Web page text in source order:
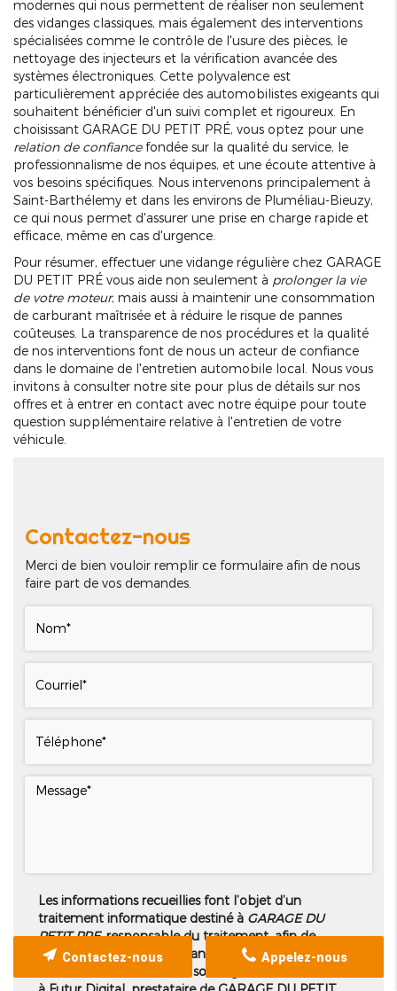
modernes qui nous permettent de réaliser non seulement
des vidanges classiques, mais également des interventions
spécialisées comme le contrôle de l'usure des pièces, le
nettoyage des injecteurs et la vérification avancée des
systèmes électroniques. Cette polyvalence est
particulièrement appréciée des automobilistes exigeants qui
souhaitent bénéficier d'un suivi complet et rigoureux. En
choisissant GARAGE DU PETIT PRÉ, vous optez pour une
relation de confiancefondée sur la qualité du service, le
professionnalisme de nos équipes, et une écoute attentive à
vos besoins spécifiques. Nous intervenons principalement à
Saint-Barthélemy et dans les environs de Pluméliau-Bieuzy,
ce qui nous permet d'assurer une prise en charge rapide et
efficace, même en cas d'urgence.
Pour résumer, effectuer une vidange régulière chez GARAGE
DU PETIT PRÉ vous aide non seulement à prolonger la vie
de votre moteur, mais aussi à maintenir une consommation
de carburant maîtrisée et à réduire le risque de pannes
coûteuses. La transparence de nos procédures et la qualité
de nos interventions font de nous un acteur de confiance
dans le domaine de l'entretien automobile local. Nous vous
invitons à consulter notre site pour plus de détails sur nos
offres et à entrer en contact avec notre équipe pour toute
question supplémentaire relative à l'entretien de votre
véhicule.
Contactez-nous
Merci de bien vouloir remplir ce formulaire afin de nous
faire part de vos demandes.
Les informations recueillies font l’objet d’un
traitement informatique destiné àGARAGE DU
PETIT PRE, responsable du traitement, afin de
donner suite à votre demande et de vous
recontacter. Les données sont également destinées
Appelez-nous
Contactez-nous